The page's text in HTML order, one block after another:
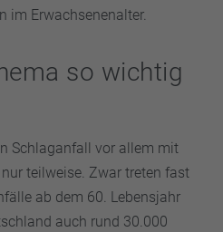
im Erwachsenenalter.
so wichtig
Schlaganfall vor allem mit
teilweise. Zwar treten fast
ab dem 60. Lebensjahr
auch rund 30.000